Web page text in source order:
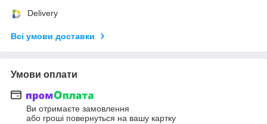
Delivery
Всі умови доставки
Умови оплати
Ви отримаєте замовлення
або гроші повернуться на вашу картку